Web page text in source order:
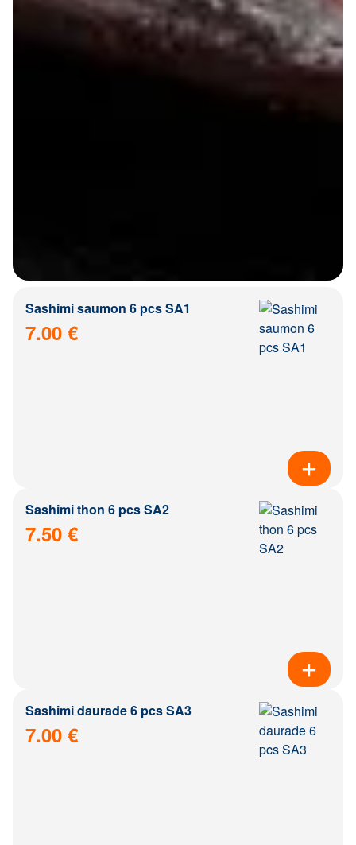
Sashimi saumon 6 pcs SA1
7.00 €
Sashimi thon 6 pcs SA2
7.50 €
Sashimi daurade 6 pcs SA3
7.00 €